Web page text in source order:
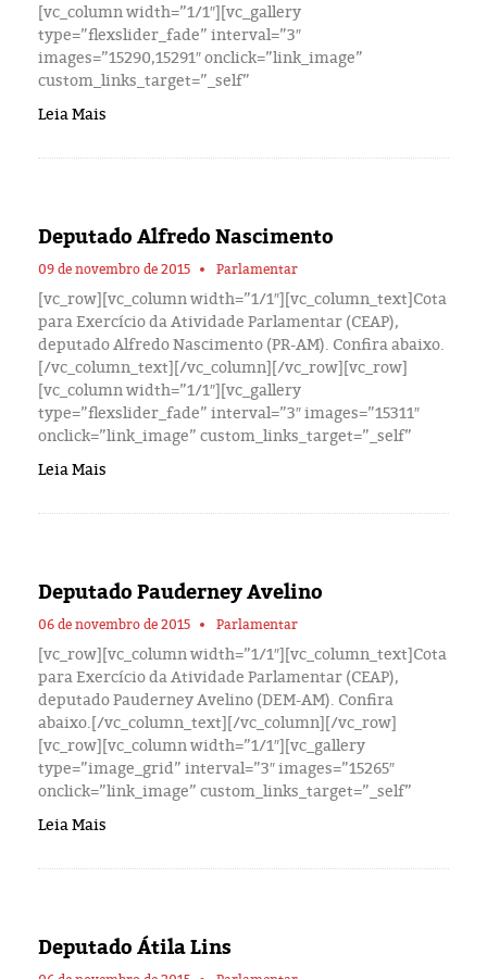
[vc_column width=”1/1″][vc_gallery
type=”flexslider_fade” interval=”3″
images=”15290,15291″ onclick=”link_image”
custom_links_target=”_self”
Leia Mais
Deputado Alfredo Nascimento
09 de novembro de 2015 Parlamentar
[vc_row][vc_column width=”1/1″][vc_column_text]Cota
para Exercício da Atividade Parlamentar (CEAP),
deputado Alfredo Nascimento (PR-AM). Confira abaixo.
[/vc_column_text][/vc_column][/vc_row][vc_row]
[vc_column width=”1/1″][vc_gallery
type=”flexslider_fade” interval=”3″ images=”15311″
onclick=”link_image” custom_links_target=”_self”
Leia Mais
Deputado Pauderney Avelino
06 de novembro de 2015 Parlamentar
[vc_row][vc_column width=”1/1″][vc_column_text]Cota
para Exercício da Atividade Parlamentar (CEAP),
deputado Pauderney Avelino (DEM-AM). Confira
abaixo.[/vc_column_text][/vc_column][/vc_row]
[vc_row][vc_column width=”1/1″][vc_gallery
type=”image_grid” interval=”3″ images=”15265″
onclick=”link_image” custom_links_target=”_self”
Leia Mais
Deputado Átila Lins